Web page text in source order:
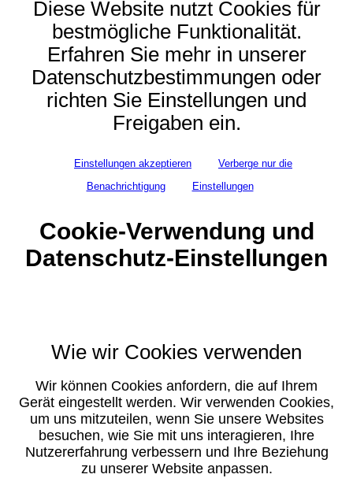
Diese Website nutzt Cookies für
bestmögliche Funktionalität.
Erfahren Sie mehr in unserer
Datenschutzbestimmungen oder
richten Sie Einstellungen und
Freigaben ein.
Einstellungen akzeptieren
Verberge nur die
Benachrichtigung
Einstellungen
Cookie-Verwendung und
Datenschutz-Einstellungen
Wie wir Cookies verwenden
Wir können Cookies anfordern, die auf Ihrem
Gerät eingestellt werden. Wir verwenden Cookies,
um uns mitzuteilen, wenn Sie unsere Websites
besuchen, wie Sie mit uns interagieren, Ihre
Nutzererfahrung verbessern und Ihre Beziehung
zu unserer Website anpassen.